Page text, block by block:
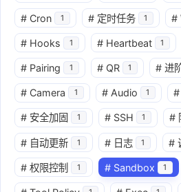
# Cron 1 # 定时任务 1 #
# Hooks 1 # Heartbeat 1
# Pairing 1 # QR 1 # 进
# Camera 1 # Audio 1 #
# 安全加固 1 # SSH 1 #
# 自动更新 1 # 日志 1 #
# 权限控制 1 # Sandbox 1